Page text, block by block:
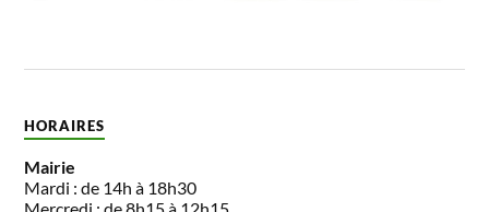
HORAIRES
Mairie
Mardi : de 14h à 18h30